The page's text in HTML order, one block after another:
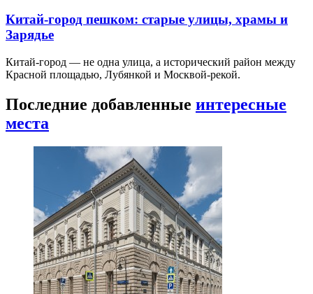
Китай-город пешком: старые улицы, храмы и
Зарядье
Китай-город — не одна улица, а исторический район между
Красной площадью, Лубянкой и Москвой-рекой.
Последние добавленные интересные
места